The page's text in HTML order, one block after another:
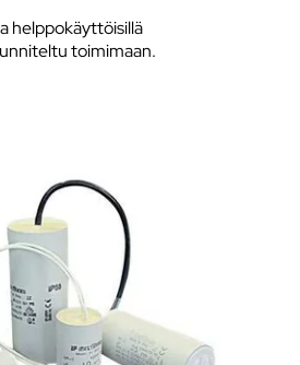
helppokäyttöisillä
toimimaan.